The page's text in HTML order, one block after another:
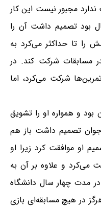
مجبور نیست این کار
بود تصمیم داشت آن را
را تا حداکثر می‌کرد به
مسابقات شرکت کند. در
شرکت می‌کرد، اما
و همواره او را تشویق
تصمیم داشت باز هم
او موافقت کرد زیرا او
می‌کرد و علاوه بر آن به
مدت چهار سال دانشگاه
در هیچ مسابقه‌ای بازی